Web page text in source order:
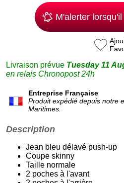
M'alerter
Livraison prévue Tuesday 11
en relais Chronopost 24h
Entreprise Française
Produit expédié depuis notre
Maritimes.
Description
Jean bleu délavé push-up
Coupe skinny
Taille normale
2 poches à l'avant